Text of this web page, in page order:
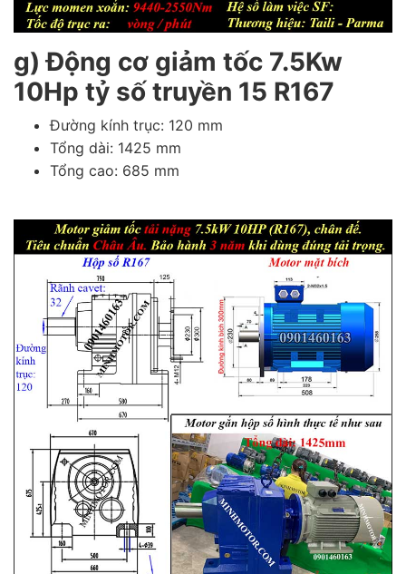
g) Động cơ giảm tốc 7.5Kw
10Hp tỷ số truyền 15 R167
Đường kính trục: 120 mm
Tổng dài: 1425 mm
Tổng cao: 685 mm